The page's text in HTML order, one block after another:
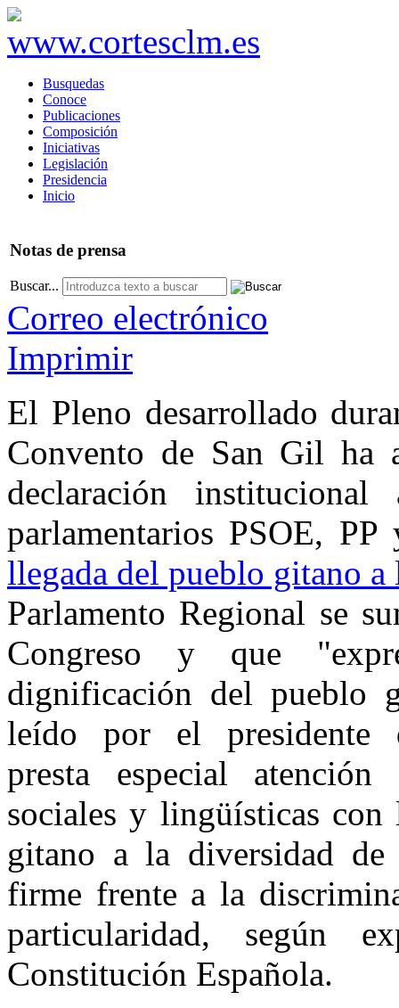
Busquedas
Conoce
Publicaciones
Composición
Iniciativas
Legislación
Presidencia
Inicio
Notas de prensa
Buscar...
Correo electrónico
Imprimir
El Pleno desarrollado
Convento de San Gil ha
declaración
parlamentarios PSOE,
llegada del pueblo gitano a
Parlamento Regional se
Congreso y que
dignificación del pueblo
leído por el presidente
presta especial
sociales y lingüísticas
gitano a la diversidad
firme frente a la
particularidad, según
Constitución Española.